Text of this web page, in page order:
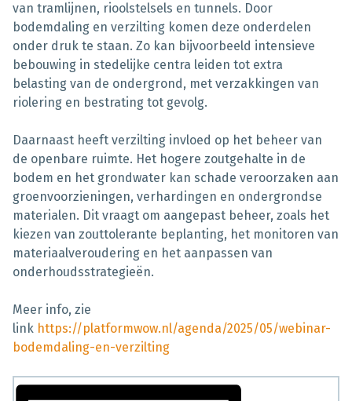
van tramlijnen, rioolstelsels en tunnels. Door
bodemdaling en verzilting komen deze onderdelen
onder druk te staan. Zo kan bijvoorbeeld intensieve
bebouwing in stedelijke centra leiden tot extra
belasting van de ondergrond, met verzakkingen van
riolering en bestrating tot gevolg.
Daarnaast heeft verzilting invloed op het beheer van
de openbare ruimte. Het hogere zoutgehalte in de
bodem en het grondwater kan schade veroorzaken aan
groenvoorzieningen, verhardingen en ondergrondse
materialen. Dit vraagt om aangepast beheer, zoals het
kiezen van zouttolerante beplanting, het monitoren van
materiaalveroudering en het aanpassen van
onderhoudsstrategieën.
Meer info, zie
link https://platformwow.nl/agenda/2025/05/webinar-
bodemdaling-en-verzilting